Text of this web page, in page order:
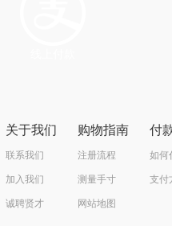
关于我们
联系我们
加入我们
诚聘贤才
购物指南
注册流程
测量手寸
网站地图
付
如何
支付